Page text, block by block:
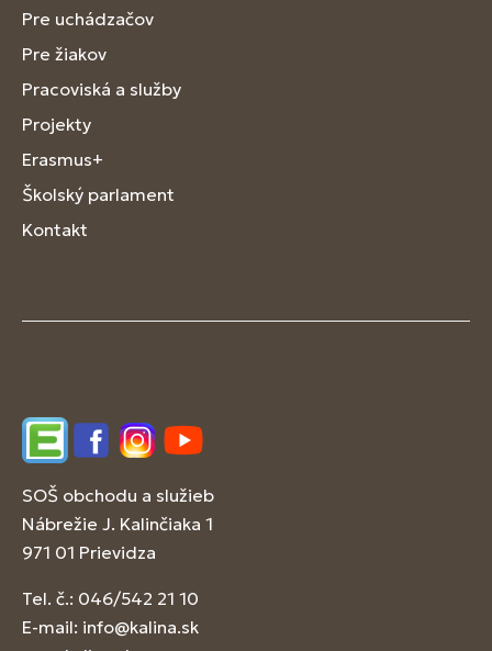
Pre uchádzačov
Pre žiakov
Pracoviská a služby
Projekty
Erasmus+
Školský parlament
Kontakt
EdupageFacebookInstagram
YouTube
SOŠ obchodu a služieb
Nábrežie J. Kalinčiaka 1
971 01 Prievidza
Tel. č.: 046/542 21 10
E-mail: info@kalina.sk